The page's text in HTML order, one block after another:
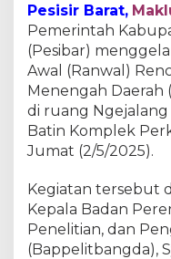
Pesisir Barat,
Pemerintah
(Pesibar)
Awal (Ranwal)
Menengah Daerah
di ruang Ngejalang
Batin Komplek
Jumat (2/5/2025).
Kegiatan tersebut
Kepala Badan
Penelitian, dan
(Bappelitbangda),